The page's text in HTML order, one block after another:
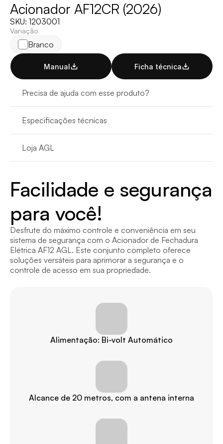
Acionador AF12CR (2026)
SKU: 1203001
Variação
Branco
Manual Ficha técnica
Precisa de ajuda com esse produto?
Especificações técnicas
Loja AGL
Alimentação: Bi-volt Automático
Alcance de 20 metros, com a antena interna
Facilidade e segurança
para você!
Desfrute do máximo controle e conveniência em seu
sistema de segurança com o Acionador de Fechadura
Elétrica AF12 AGL. Este conjunto completo oferece
soluções versáteis para aprimorar a segurança e o
controle de acesso em sua propriedade.